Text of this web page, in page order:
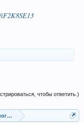
чтобы ответить.)
и фондового рынка